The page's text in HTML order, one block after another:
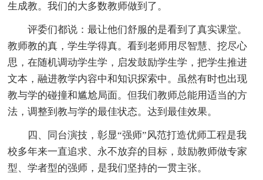
生成教。我们的大多数教师做到了。
评委们都说：最让他们舒服的是看到了真实课堂。
教师教的真，学生学得真。看到老师用尽智慧、挖尽心
思，在随机调动学生学，启发鼓励学生学，把学生推进
文本，融进教学内容中和知识探索中。虽然有时也出现
教与学的碰撞和尴尬局面。但我们教师总能用适当的方
法，调整到教与学的最佳状态。达到最佳效果。
四、同台演技，彰显“强师”风范打造优师工程是我
校多年来一直追求、永不放弃的目标，鼓励教师做专家
型、学者型的强师，是我们坚持的一贯主张。